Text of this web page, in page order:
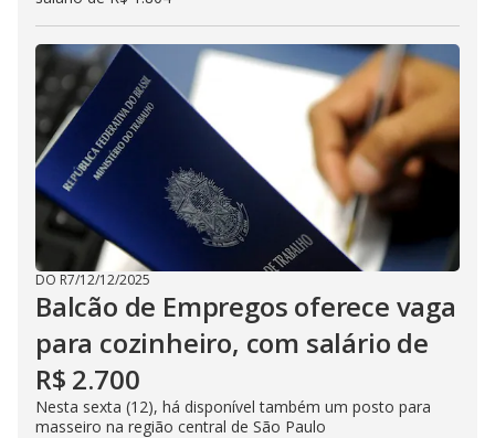
DO R7/12/12/2025
Balcão de Empregos oferece vaga
para cozinheiro, com salário de
R$ 2.700
Nesta sexta (12), há disponível também um posto para
masseiro na região central de São Paulo